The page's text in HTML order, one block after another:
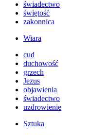
świadectwo
świętość
zakonnica
Wiara
cud
duchowość
grzech
Jezus
objawienia
świadectwo
uzdrowienie
Sztuka